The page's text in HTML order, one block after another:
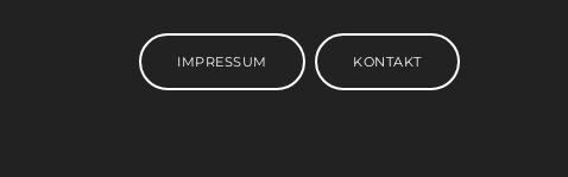
IMPRESSUM KONTAKT